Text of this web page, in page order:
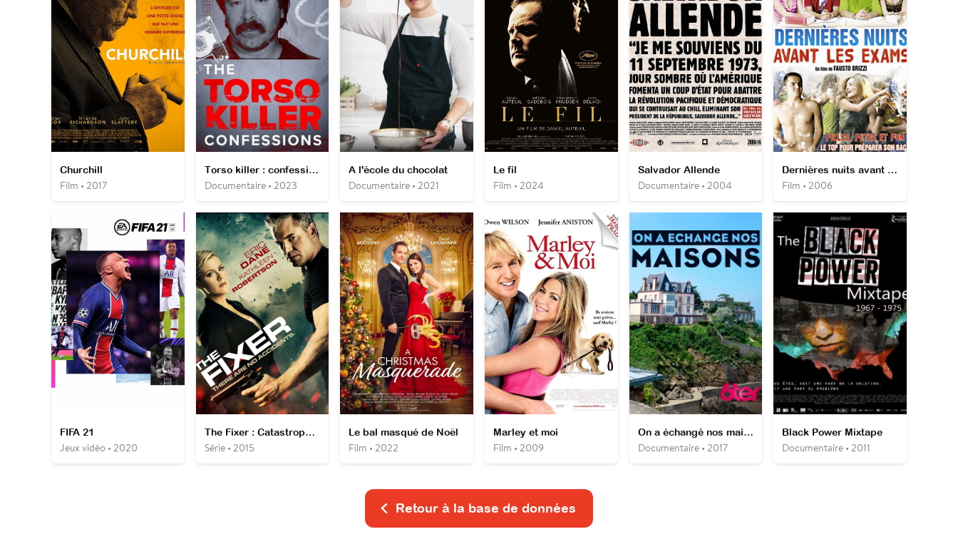
Churchill
Film • 2017
Torso killer : confessions
Documentaire • 2023
A l'école du chocolat
Documentaire • 2021
Le fil
Film • 2024
Salvador Allende
Documentaire • 2004
Dernières nuits avant les exams
Film • 2006
FIFA 21
Jeux vidéo • 2020
The Fixer : Catastrophes programmées
Série • 2015
Le bal masqué de Noël
Film • 2022
Marley et moi
Film • 2009
On a échangé nos maisons
Documentaire • 2017
Black Power Mixtape
Documentaire • 2011
Retour à la base de données